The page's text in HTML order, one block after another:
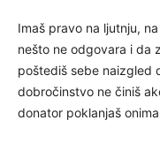
Imaš pravo na ljutnju,
nešto ne odgovara i da
poštediš sebe naizgled
dobročinstvo ne činiš
donator poklanjaš